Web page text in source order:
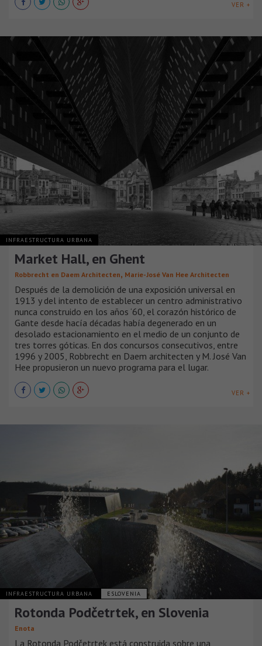
VER +
INFRAESTRUCTURA URBANA
Market Hall, en Ghent
Robbrecht en Daem Architecten, Marie-José Van Hee Architecten
Después de la demolición de una exposición universal en
1913 y del intento de establecer un centro administrativo
nunca construido en los años ‘60, el corazón histórico de
Gante desde hacía décadas había degenerado en un
desolado estacionamiento en el medio de un conjunto de
tres torres góticas. En dos concursos consecutivos, entre
1996 y 2005, Robbrecht en Daem architecten y M. José Van
Hee propusieron un nuevo programa para el lugar.
VER +
INFRAESTRUCTURA URBANA ESLOVENIA
Rotonda Podčetrtek, en Slovenia
Enota
La Rotonda Podčetrtek está construida sobre una